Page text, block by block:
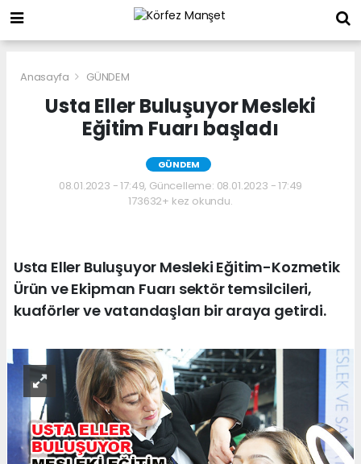
Anasayfa GÜNDEM
Usta Eller Buluşuyor Mesleki
Eğitim Fuarı başladı
GÜNDEM
08.01.2023 - 17:49, Güncelleme: 08.01.2023 - 17:49
173632+ kez okundu.
Usta Eller Buluşuyor Mesleki Eğitim-Kozmetik
Ürün ve Ekipman Fuarı sektör temsilcileri,
kuaförler ve vatandaşları bir araya getirdi.